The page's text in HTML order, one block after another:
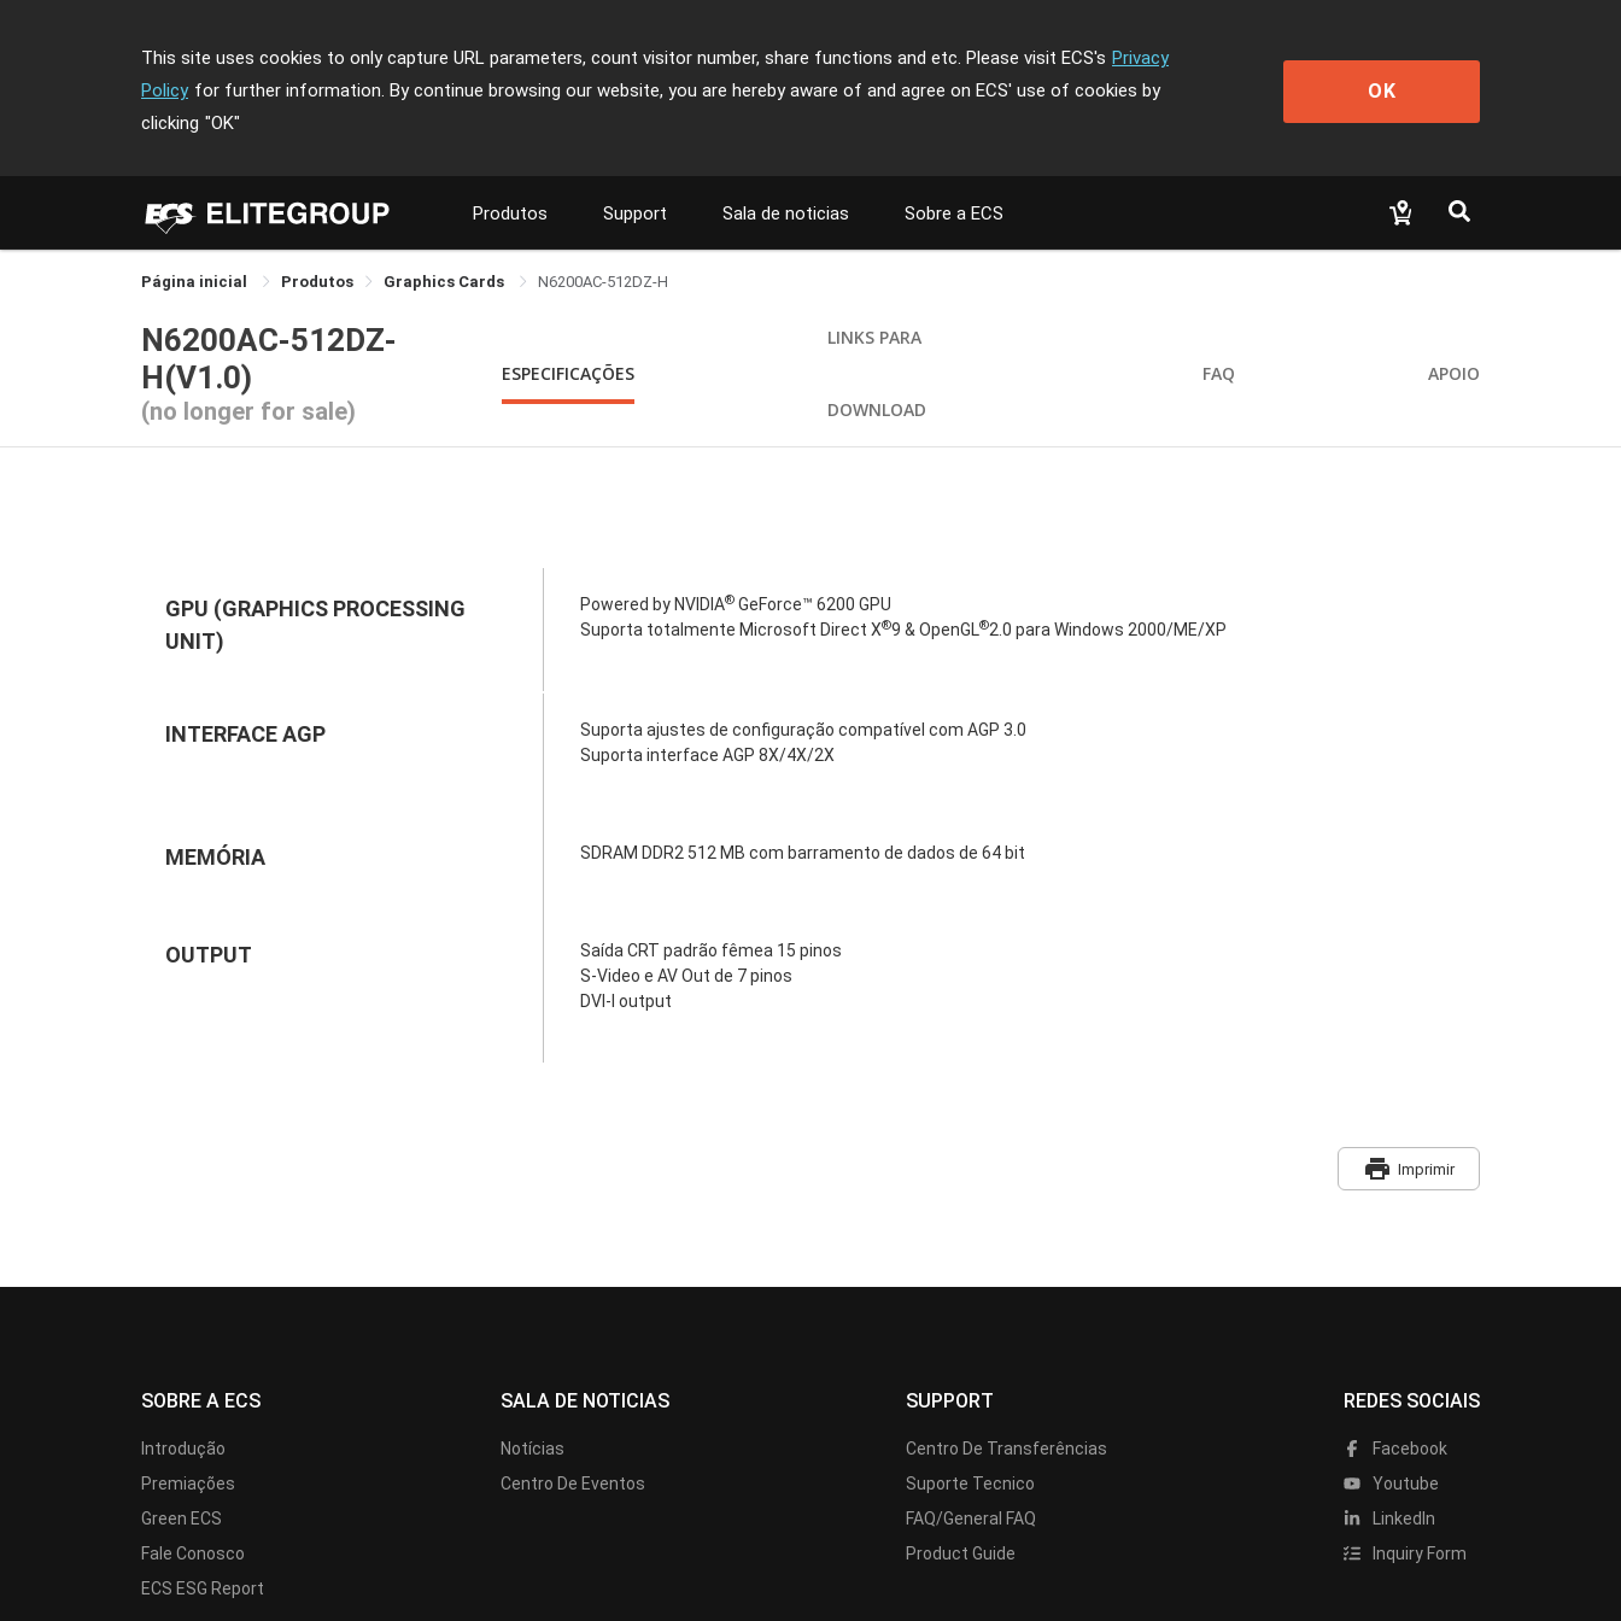
This site uses cookies to only capture URL parameters, count visitor number, share functions and etc. Please visit ECS's Privacy
Policy for further information. By continue browsing our website, you are hereby aware of and agree on ECS' use of cookies by
clicking "OK"
OK
Produtos Support Sala de noticias Sobre a ECS
Página inicial Produtos Graphics Cards N6200AC-512DZ-H
N6200AC-512DZ-
H(V1.0)
(no longer for sale)
ESPECIFICAÇÕES
LINKS PARA
DOWNLOAD
FAQ APOIO
GPU (GRAPHICS PROCESSING
UNIT)
Powered by NVIDIA® GeForce™ 6200 GPU
Suporta totalmente Microsoft Direct X®9 & OpenGL®2.0 para Windows 2000/ME/XP
INTERFACE AGP
Suporta ajustes de configuração compatível com AGP 3.0
Suporta interface AGP 8X/4X/2X
MEMÓRIA SDRAM DDR2 512 MB com barramento de dados de 64 bit
OUTPUT
Saída CRT padrão fêmea 15 pinos
S-Video e AV Out de 7 pinos
DVI-I output
print Imprimir
SOBRE A ECS
Introdução
Premiações
Green ECS
Fale Conosco
ECS ESG Report
SALA DE NOTICIAS
Notícias
Centro De Eventos
SUPPORT
Centro De Transferências
Suporte Tecnico
FAQ/General FAQ
Product Guide
REDES SOCIAIS
Facebook
Youtube
LinkedIn
Inquiry Form